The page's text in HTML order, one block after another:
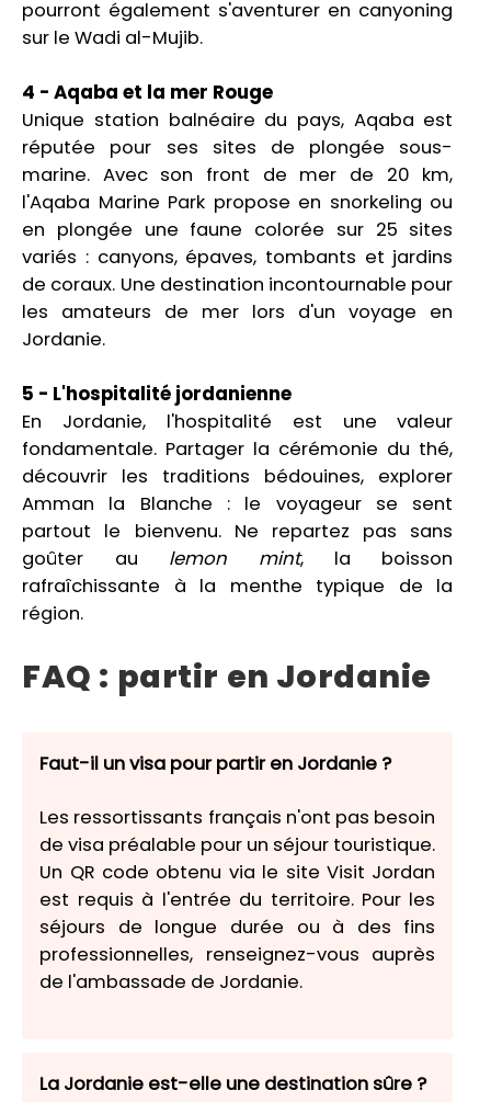
pourront également s'aventurer en canyoning
sur le Wadi al-Mujib.
4 - Aqaba et la mer Rouge
Unique station balnéaire du pays, Aqaba est
réputée pour ses sites de plongée sous-
marine. Avec son front de mer de 20 km,
l'Aqaba Marine Park propose en snorkeling ou
en plongée une faune colorée sur 25 sites
variés : canyons, épaves, tombants et jardins
de coraux. Une destination incontournable pour
les amateurs de mer lors d'un voyage en
Jordanie.
5 - L'hospitalité jordanienne
En Jordanie, l'hospitalité est une valeur
fondamentale. Partager la cérémonie du thé,
découvrir les traditions bédouines, explorer
Amman la Blanche : le voyageur se sent
partout le bienvenu. Ne repartez pas sans
goûter au lemon mint, la boisson
rafraîchissante à la menthe typique de la
région.
FAQ : partir en Jordanie
Faut-il un visa pour partir en Jordanie ?
Les ressortissants français n'ont pas besoin
de visa préalable pour un séjour touristique.
Un QR code obtenu via le site Visit Jordan
est requis à l'entrée du territoire. Pour les
séjours de longue durée ou à des fins
professionnelles, renseignez-vous auprès
de l'ambassade de Jordanie.
La Jordanie est-elle une destination sûre ?